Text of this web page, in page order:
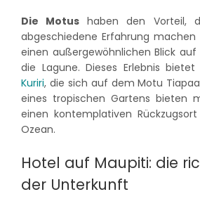
Die Motus haben den Vorteil,
abgeschiedene Erfahrung machen
einen außergewöhnlichen Blick
die Lagune. Dieses Erlebnis
Kuriri, die sich auf dem Motu
eines tropischen Gartens bieten
einen kontemplativen
Ozean.
Hotel auf Maupiti: die
der Unterkunft